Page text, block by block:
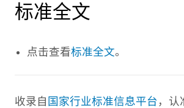
标准全文
点击查看标准全文。
收录自 国家行业标准信息平台 ，认